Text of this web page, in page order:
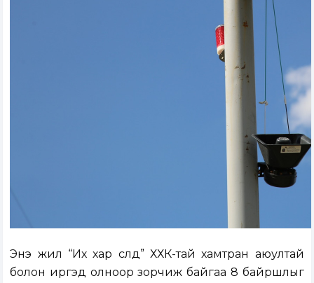
Энэ жил “Их хар сүлд” ХХК-тай хамтран аюултай
болон иргэд олноор зорчиж байгаа 8 байршлыг